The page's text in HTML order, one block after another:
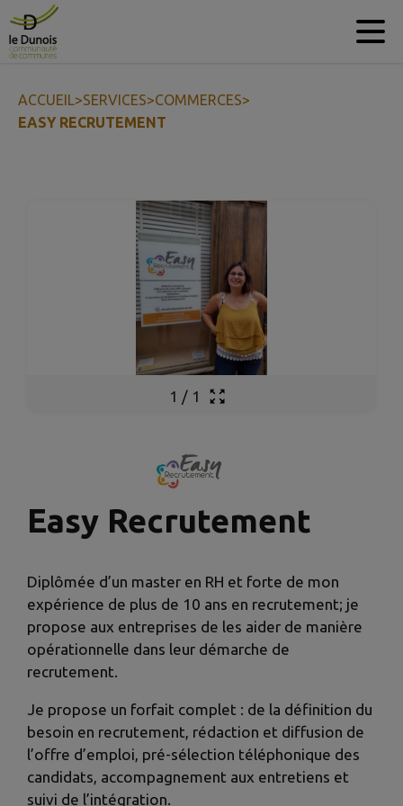
Contenu
ACCUEIL>SERVICES>COMMERCES>
EASY RECRUTEMENT
1 / 1
Easy Recrutement
Diplômée d’un master en RH et forte de mon
expérience de plus de 10 ans en recrutement; je
propose aux entreprises de les aider de manière
opérationnelle dans leur démarche de
recrutement.
Je propose un forfait complet : de la définition du
besoin en recrutement, rédaction et diffusion de
l’offre d’emploi, pré-sélection téléphonique des
candidats, accompagnement aux entretiens et
suivi de l’intégration.